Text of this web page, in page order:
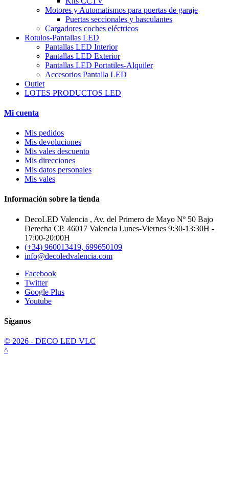
Motores y Automatismos para puertas de garaje
Puertas seccionales y basculantes
Cargadores coches eléctricos
Rotulos-Pantallas LED
Pantallas LED Interior
Pantallas LED Exterior
Pantallas LED Portatiles-Alquiler
Accesorios Pantalla LED
Outlet
LOTES PRODUCTOS LED
Mi cuenta
Mis pedidos
Mis devoluciones
Mis vales descuento
Mis direcciones
Mis datos personales
Mis vales
Información sobre la tienda
DecoLED Valencia , Av. del Primero de Mayo Nº 50 Bajo
Derecha CP. 46017 Valencia Lunes-Viernes 9:30-13:30H -
17:00-20:00H
(+34) 960013419, 699650109
info@decoledvalencia.com
Facebook
Twitter
Google Plus
Youtube
Síganos
© 2026 - DECO LED VLC
^